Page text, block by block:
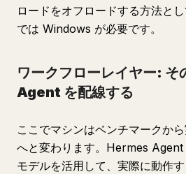
ロードをオフロードする方法と
では Windows が必要です。
ワークフローレイヤー:
Agent を配線する
ここでマシンはベンチマークか
へと変わります。Hermes
モデルを活用して、実際に動作